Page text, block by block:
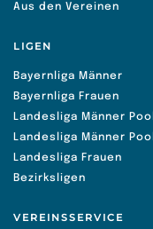
Aus den Vereinen
LIGEN
Bayernliga Männer
Bayernliga Frauen
Landesliga Männer
Landesliga Männer
Landesliga Frauen
Bezirksligen
VEREINSSERVICE